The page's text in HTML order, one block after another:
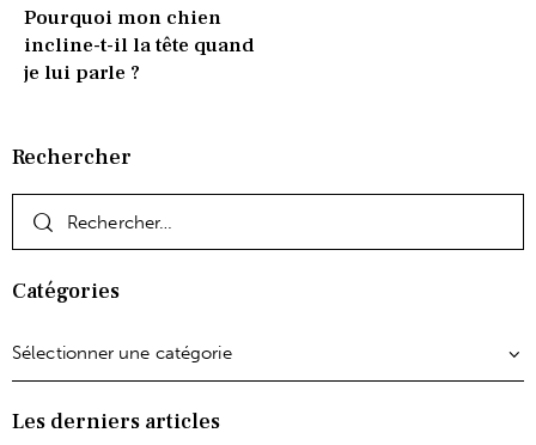
Pourquoi mon chien
incline-t-il la tête quand
je lui parle ?
Rechercher
Catégories
Les derniers articles